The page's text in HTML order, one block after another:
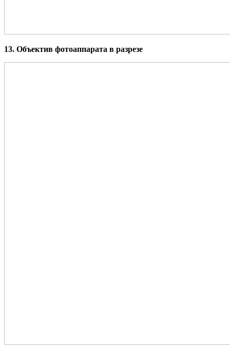
13. Объектив фотоаппарата в разрезе